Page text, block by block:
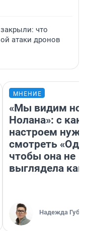
что
атаки дронов
МНЕНИЕ
«Мы видим
Нолана»: с
настроем
смотреть
чтобы она не
выглядела как
Надежда